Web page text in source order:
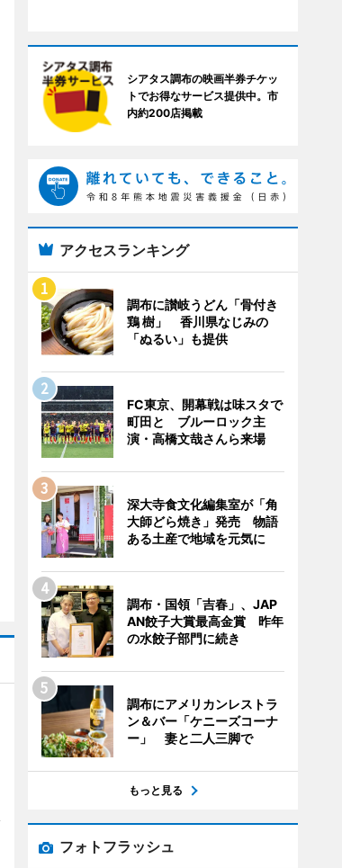
シアタス調布の映画半券チケッ
トでお得なサービス提供中。市
内約200店掲載
アクセスランキング
調布に讃岐うどん「骨付き
鶏 樹」 香川県なじみの
「ぬるい」も提供
FC東京、開幕戦は味スタで
町田と ブルーロック主
演・高橋文哉さんら来場
深大寺食文化編集室が「角
大師どら焼き」発売 物語
ある土産で地域を元気に
調布・国領「吉春」、JAP
AN餃子大賞最高金賞 昨年
の水餃子部門に続き
調布にアメリカンレストラ
ン＆バー「ケニーズコーナ
ー」 妻と二人三脚で
もっと見る
フォトフラッシュ